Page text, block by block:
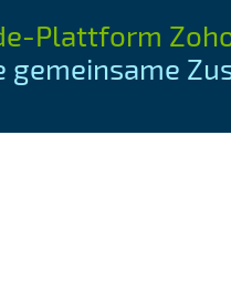
Plattform
gemeinsame